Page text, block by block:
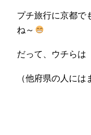
プチ旅行に京都で
ね～
だって、ウチら
（他府県の人には